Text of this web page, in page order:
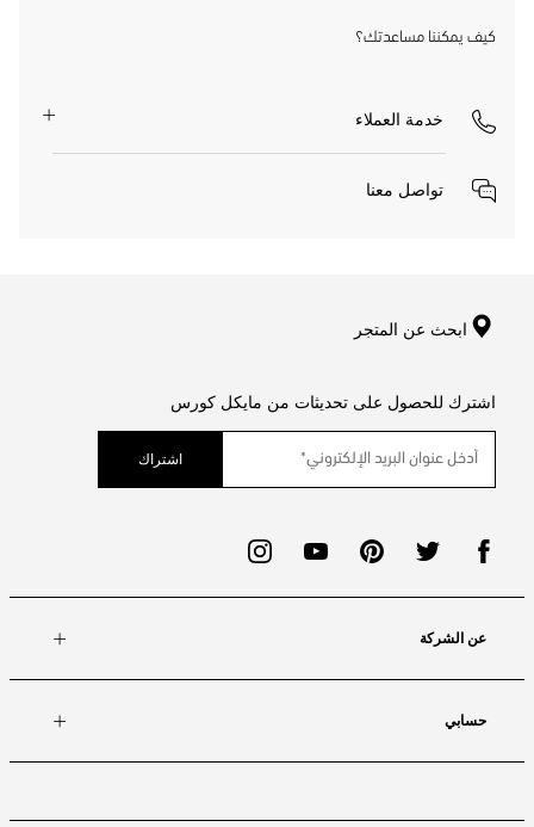
كيف يمكننا مساعدتك؟
خدمة العملاء
تواصل معنا
ابحث عن المتجر
اشترك للحصول على تحديثات من مايكل كورس
اشتراك
عن الشركة
حسابي